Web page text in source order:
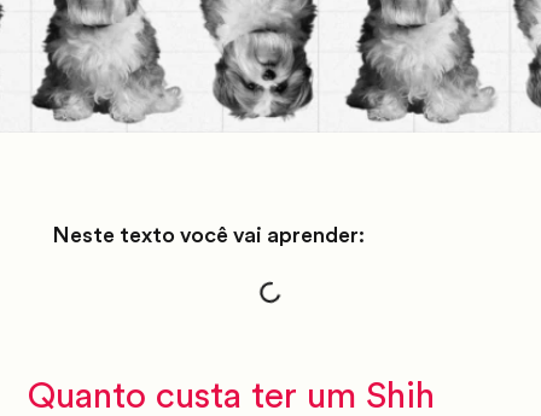
Quanto custa ter um Shih
Neste texto você vai aprender: